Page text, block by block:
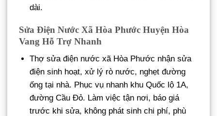
dài.
Sửa Điện Nước Xã Hòa Phước Huyện Hòa
Vang Hỗ Trợ Nhanh
Thợ sửa điện nước xã Hòa Phước nhận sửa
điện sinh hoạt, xử lý rò nước, nghẹt đường
ống tại nhà. Phục vụ nhanh khu Quốc lộ 1A,
đường Cầu Đỏ. Làm việc tận nơi, báo giá
trước khi sửa, không phát sinh chi phí, phù